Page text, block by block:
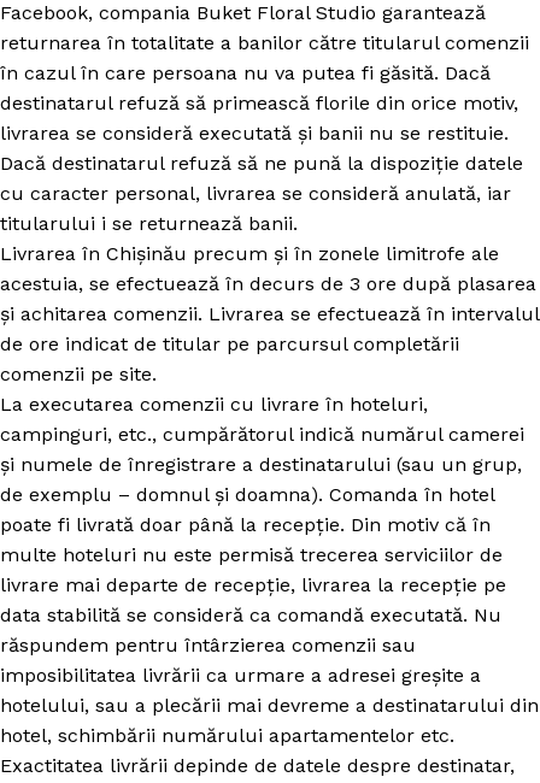
Facebook, compania Buket Floral Studio garantează
returnarea în totalitate a banilor către titularul comenzii
în cazul în care persoana nu va putea fi găsită. Dacă
destinatarul refuză să primească florile din orice motiv,
livrarea se consideră executată și banii nu se restituie.
Dacă destinatarul refuză să ne pună la dispoziție datele
cu caracter personal, livrarea se consideră anulată, iar
titularului i se returnează banii.
Livrarea în Chișinău precum și în zonele limitrofe ale
acestuia, se efectuează în decurs de 3 ore după plasarea
și achitarea comenzii. Livrarea se efectuează în intervalul
de ore indicat de titular pe parcursul completării
comenzii pe site.
La executarea comenzii cu livrare în hoteluri,
campinguri, etc., cumpărătorul indică numărul camerei
și numele de înregistrare a destinatarului (sau un grup,
de exemplu – domnul și doamna). Comanda în hotel
poate fi livrată doar până la recepție. Din motiv că în
multe hoteluri nu este permisă trecerea serviciilor de
livrare mai departe de recepție, livrarea la recepție pe
data stabilită se consideră ca comandă executată. Nu
răspundem pentru întârzierea comenzii sau
imposibilitatea livrării ca urmare a adresei greșite a
hotelului, sau a plecării mai devreme a destinatarului din
hotel, schimbării numărului apartamentelor etc.
Exactitatea livrării depinde de datele despre destinatar,